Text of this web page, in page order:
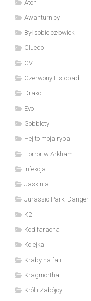
Aton
Awanturnicy
Był sobie człowiek
Cluedo
CV
Czerwony Listopad
Drako
Evo
Gobblety
Hej to moja ryba!
Horror w Arkham
Infekcja
Jaskinia
Jurassic Park: Danger
K2
Kod faraona
Kolejka
Kraby na fali
Kragmortha
Król i Zabójcy